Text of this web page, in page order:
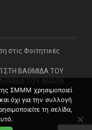
e
στις Φοιτητικές
ΣΤΗ ΒΑΘΜΙΔΑ ΤΟΥ
ΤΟΥ ΑΝΑΠΛ.
ΣΜΜΜ χρησιμοποιεί
όχι για την συλλογή
τη σελίδα,